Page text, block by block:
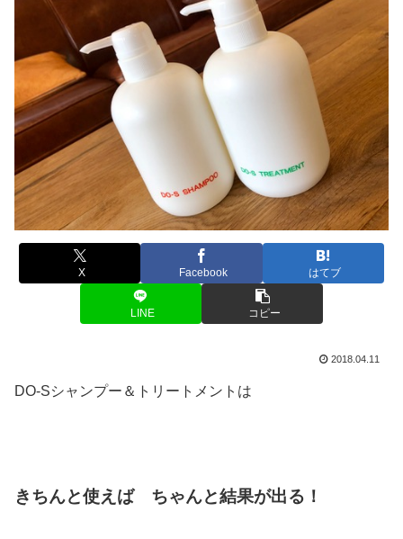
X Facebook はてブ
LINE コピー
2018.04.11
DO-Sシャンプー＆トリートメントは
きちんと使えば ちゃんと結果が出る！